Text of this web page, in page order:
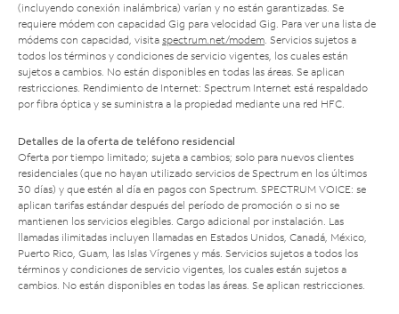
(incluyendo conexión inalámbrica) varían y no están garantizadas. Se
requiere módem con capacidad Gig para velocidad Gig. Para ver una lista de
módems con capacidad, visita spectrum.net/modem. Servicios sujetos a
todos los términos y condiciones de servicio vigentes, los cuales están
sujetos a cambios. No están disponibles en todas las áreas. Se aplican
restricciones. Rendimiento de Internet: Spectrum Internet está respaldado
por fibra óptica y se suministra a la propiedad mediante una red HFC.
Detalles de la oferta de teléfono residencial
Oferta por tiempo limitado; sujeta a cambios; solo para nuevos clientes
residenciales (que no hayan utilizado servicios de Spectrum en los últimos
30 días) y que estén al día en pagos con Spectrum. SPECTRUM VOICE: se
aplican tarifas estándar después del período de promoción o si no se
mantienen los servicios elegibles. Cargo adicional por instalación. Las
llamadas ilimitadas incluyen llamadas en Estados Unidos, Canadá, México,
Puerto Rico, Guam, las Islas Vírgenes y más. Servicios sujetos a todos los
términos y condiciones de servicio vigentes, los cuales están sujetos a
cambios. No están disponibles en todas las áreas. Se aplican restricciones.